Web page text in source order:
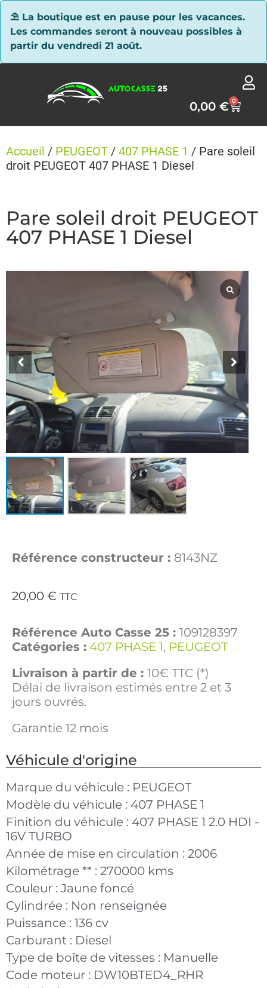
⛱ La boutique est en pause pour les vacances.
Les commandes seront à nouveau possibles à
partir du vendredi 21 août.
0,00€ 0
Accueil / PEUGEOT / 407 PHASE 1 / Pare soleil
droit PEUGEOT 407 PHASE 1 Diesel
Pare soleil droit PEUGEOT
407 PHASE 1 Diesel
Référence constructeur : 8143NZ
20,00 € TTC
Référence Auto Casse 25 : 109128397
Catégories : 407 PHASE 1, PEUGEOT
Livraison à partir de : 10€ TTC (*)
Délai de livraison estimés entre 2 et 3
jours ouvrés.
Garantie 12 mois
Véhicule d'origine
Marque du véhicule : PEUGEOT
Modèle du véhicule : 407 PHASE 1
Finition du véhicule : 407 PHASE 1 2.0 HDI -
16V TURBO
Année de mise en circulation : 2006
Kilométrage ** : 270000 kms
Couleur : Jaune foncé
Cylindrée : Non renseignée
Puissance : 136 cv
Carburant : Diesel
Type de boîte de vitesses : Manuelle
Code moteur : DW10BTED4_RHR
Panneau de gestion des cookies